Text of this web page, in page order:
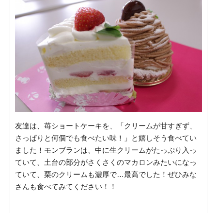
友達は、苺ショートケーキを、「クリームが甘すぎず、
さっぱりと何個でも食べたい味！」と嬉しそう食べてい
ました！モンブランは、中に生クリームがたっぷり入っ
ていて、土台の部分がさくさくのマカロンみたいになっ
ていて、栗のクリームも濃厚で…最高でした！ぜひみな
さんも食べてみてください！！